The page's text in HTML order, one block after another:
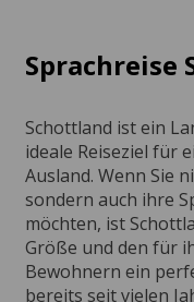
Sprachreise
Schottland ist ein
ideale Reiseziel für
Ausland. Wenn Sie
sondern auch ihre
möchten, ist
Größe und den für
Bewohnern ein
bereits seit vielen